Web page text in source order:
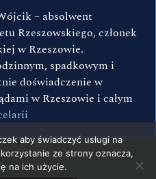
– absolwent
Rzeszowskiego, członek
w Rzeszowie.
spadkowym i
doświadczenie w
w Rzeszowie i całym
aby świadczyć usługi na
ze strony oznacza,
na ich użycie.